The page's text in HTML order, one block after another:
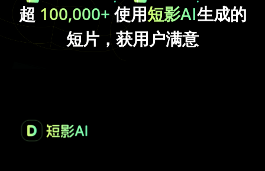
超 100,000+使用短影AI生成的
短片，获用户满意